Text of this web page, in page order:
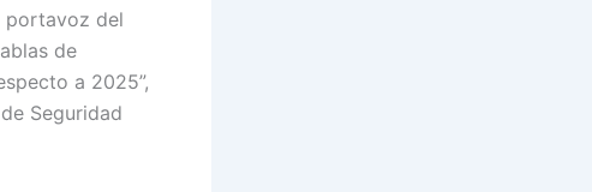
portavoz del
de
a 2025”,
Seguridad